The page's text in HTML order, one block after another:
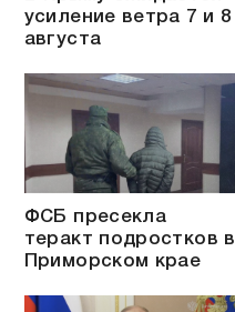
усиление ветра 7 и 8
августа
ФСБ пресекла
теракт подростков в
Приморском крае